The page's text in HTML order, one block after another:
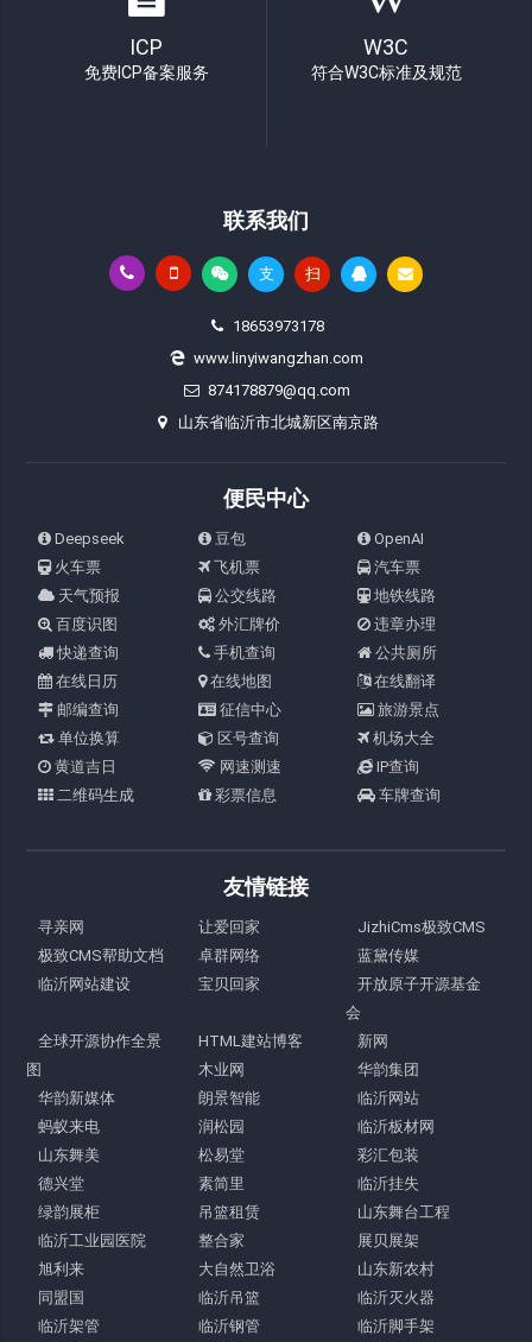
ICP
免费ICP备案服务
W3C
符合W3C标准及规范
联系我们
支 扫
18653973178
www.linyiwangzhan.com
874178879@qq.com
山东省临沂市北城新区南京路
便民中心
Deepseek 豆包
OpenAI
火车票
飞机票
汽车票
天气预报
公交线路
地铁线路
百度识图
外汇牌价
违章办理
快递查询
手机查询
公共厕所
在线日历
在线地图
在线翻译
邮编查询
征信中心
旅游景点
单位换算
区号查询
机场大全
黄道吉日
网速测速
IP查询
二维码生成
彩票信息 车牌查询
友情链接
寻亲网 让爱回家
JizhiCms极致CMS
极致CMS帮助文档
卓群网络
蓝黛传媒
临沂网站建设
宝贝回家
开放原子开源基金
会
全球开源协作全景
图
HTML建站博客
新网
木业网
华韵集团
华韵新媒体
朗景智能
临沂网站
蚂蚁来电
润松园
临沂板材网
山东舞美
松易堂
彩汇包装
德兴堂
素简里
临沂挂失
绿韵展柜
吊篮租赁
山东舞台工程
临沂工业园医院
整合家
展贝展架
旭利来
大自然卫浴
山东新农村
同盟国
临沂吊篮
临沂灭火器
临沂架管
临沂钢管
临沂脚手架